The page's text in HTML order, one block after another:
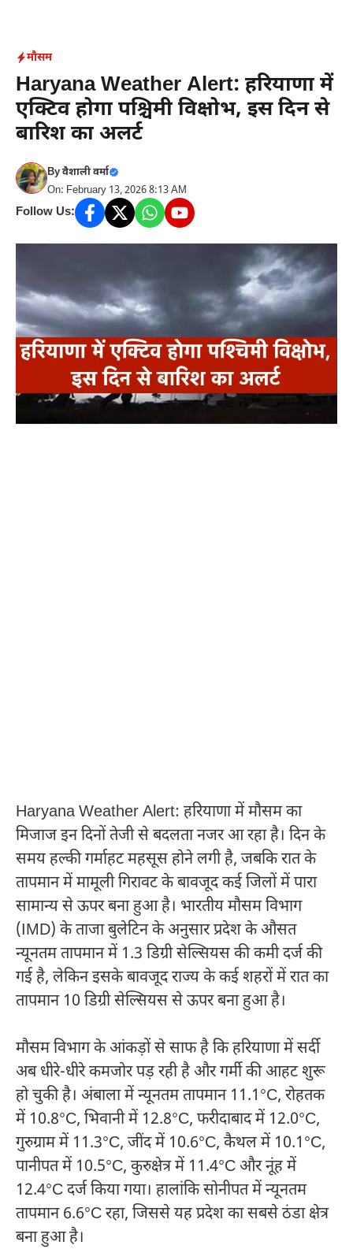
content
मौसम
Haryana Weather Alert: हरियाणा में
एक्टिव होगा पश्चिमी विक्षोभ, इस दिन से
बारिश का अलर्ट
Byवैशाली वर्मा
On: February 13, 2026 8:13 AM
Follow Us:
Haryana Weather Alert: हरियाणा में मौसम का
मिजाज इन दिनों तेजी से बदलता नजर आ रहा है। दिन के
समय हल्की गर्माहट महसूस होने लगी है, जबकि रात के
तापमान में मामूली गिरावट के बावजूद कई जिलों में पारा
सामान्य से ऊपर बना हुआ है। भारतीय मौसम विभाग
(IMD) के ताजा बुलेटिन के अनुसार प्रदेश के औसत
न्यूनतम तापमान में 1.3 डिग्री सेल्सियस की कमी दर्ज की
गई है, लेकिन इसके बावजूद राज्य के कई शहरों में रात का
तापमान 10 डिग्री सेल्सियस से ऊपर बना हुआ है।
मौसम विभाग के आंकड़ों से साफ है कि हरियाणा में सर्दी
अब धीरे-धीरे कमजोर पड़ रही है और गर्मी की आहट शुरू
हो चुकी है। अंबाला में न्यूनतम तापमान 11.1°C, रोहतक
में 10.8°C, भिवानी में 12.8°C, फरीदाबाद में 12.0°C,
गुरुग्राम में 11.3°C, जींद में 10.6°C, कैथल में 10.1°C,
पानीपत में 10.5°C, कुरुक्षेत्र में 11.4°C और नूंह में
12.4°C दर्ज किया गया। हालांकि सोनीपत में न्यूनतम
तापमान 6.6°C रहा, जिससे यह प्रदेश का सबसे ठंडा क्षेत्र
बना हुआ है।